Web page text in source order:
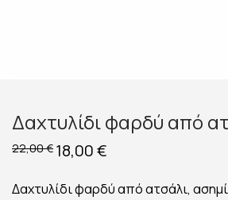
Δαχτυλίδι φαρδύ από
22,00€ Original
price
22,00 €.
18,00€
είναι:
18,00 €.
Δαχτυλίδι φαρδύ από ατσάλι, ασημί